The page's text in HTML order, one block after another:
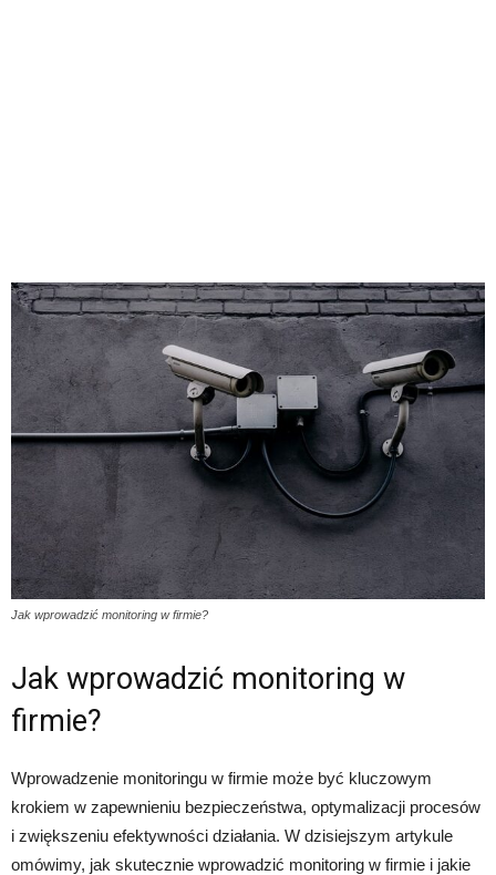
Jak wprowadzić monitoring w firmie?
Jak wprowadzić monitoring w
firmie?
Wprowadzenie monitoringu w firmie może być kluczowym
krokiem w zapewnieniu bezpieczeństwa, optymalizacji procesów
i zwiększeniu efektywności działania. W dzisiejszym artykule
omówimy, jak skutecznie wprowadzić monitoring w firmie i jakie